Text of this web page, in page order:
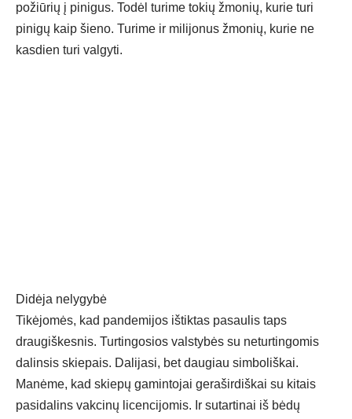
požiūrių į pinigus. Todėl turime tokių žmonių, kurie turi
pinigų kaip šieno. Turime ir milijonus žmonių, kurie ne
kasdien turi valgyti.
Didėja nelygybė
Tikėjomės, kad pandemijos ištiktas pasaulis taps
draugiškesnis. Turtingosios valstybės su neturtingomis
dalinsis skiepais. Dalijasi, bet daugiau simboliškai.
Manėme, kad skiepų gamintojai geraširdiškai su kitais
pasidalins vakcinų licencijomis. Ir sutartinai iš bėdų